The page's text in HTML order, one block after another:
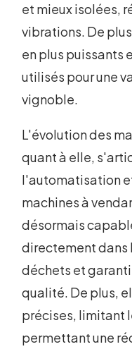
et mieux isolées,
vibrations. De
en plus puissants
utilisés pour une
vignoble.
L'évolution des
quant à elle,
l'automatisation
machines à
désormais
directement dans
déchets et
qualité. De plus,
précises, limitant
permettant une